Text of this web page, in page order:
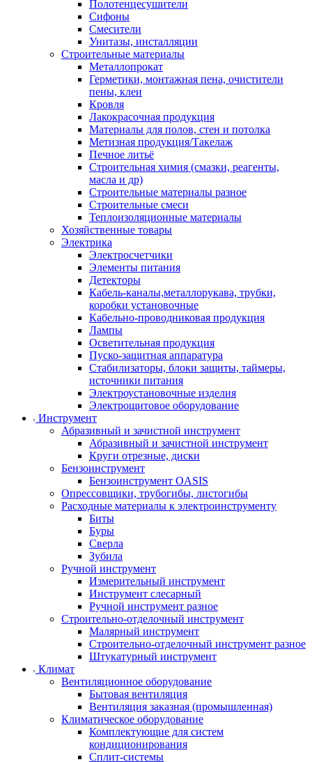
Полотенцесушители
Сифоны
Смесители
Унитазы, инсталляции
Строительные материалы
Металлопрокат
Герметики, монтажная пена, очистители
пены, клеи
Кровля
Лакокрасочная продукция
Материалы для полов, стен и потолка
Метизная продукция/Такелаж
Печное литьё
Строительная химия (смазки, реагенты,
масла и др)
Строительные материалы разное
Строительные смеси
Теплоизоляционные материалы
Хозяйственные товары
Электрика
Электросчетчики
Элементы питания
Детекторы
Кабель-каналы,металлорукава, трубки,
коробки установочные
Кабельно-проводниковая продукция
Лампы
Осветительная продукция
Пуско-защитная аппаратура
Стабилизаторы, блоки защиты, таймеры,
источники питания
Электроустановочные изделия
Электрощитовое оборудование
Инструмент
Абразивный и зачистной инструмент
Абразивный и зачистной инструмент
Круги отрезные, диски
Бензоинструмент
Бензоинструмент OASIS
Опрессовщики, трубогибы, листогибы
Расходные материалы к электроинструменту
Биты
Буры
Сверла
Зубила
Ручной инструмент
Измерительный инструмент
Инструмент слесарный
Ручной инструмент разное
Строительно-отделочный инструмент
Малярный инструмент
Строительно-отделочный инструмент разное
Штукатурный инструмент
Климат
Вентиляционное оборудование
Бытовая вентиляция
Вентиляция заказная (промышленная)
Климатическое оборудование
Комплектующие для систем
кондиционирования
Сплит-системы